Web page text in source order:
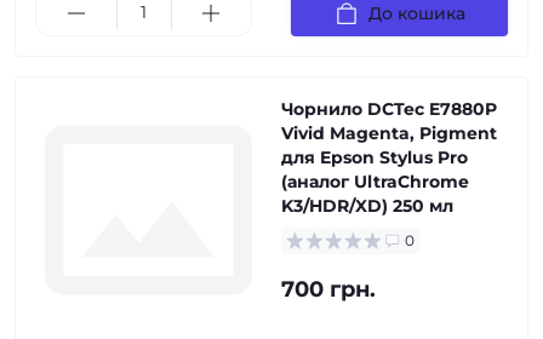
До кошика
Чорнило DCTec E7880P
Vivid Magenta, Pigment
для Epson Stylus Pro
(аналог UltraChrome
K3/HDR/XD) 250 мл
0
700 грн.